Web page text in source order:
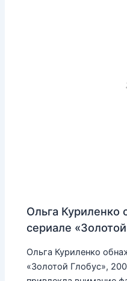
Ольга Куриленко
сериале
Ольга Куриленко
«Золотой Глобус»,